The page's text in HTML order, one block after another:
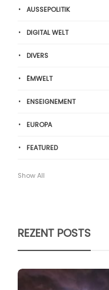
AUSSEPOLITIK
DIGITAL WELT
DIVERS
ËMWELT
ENSEIGNEMENT
EUROPA
FEATURED
Show All
REZENT POSTS